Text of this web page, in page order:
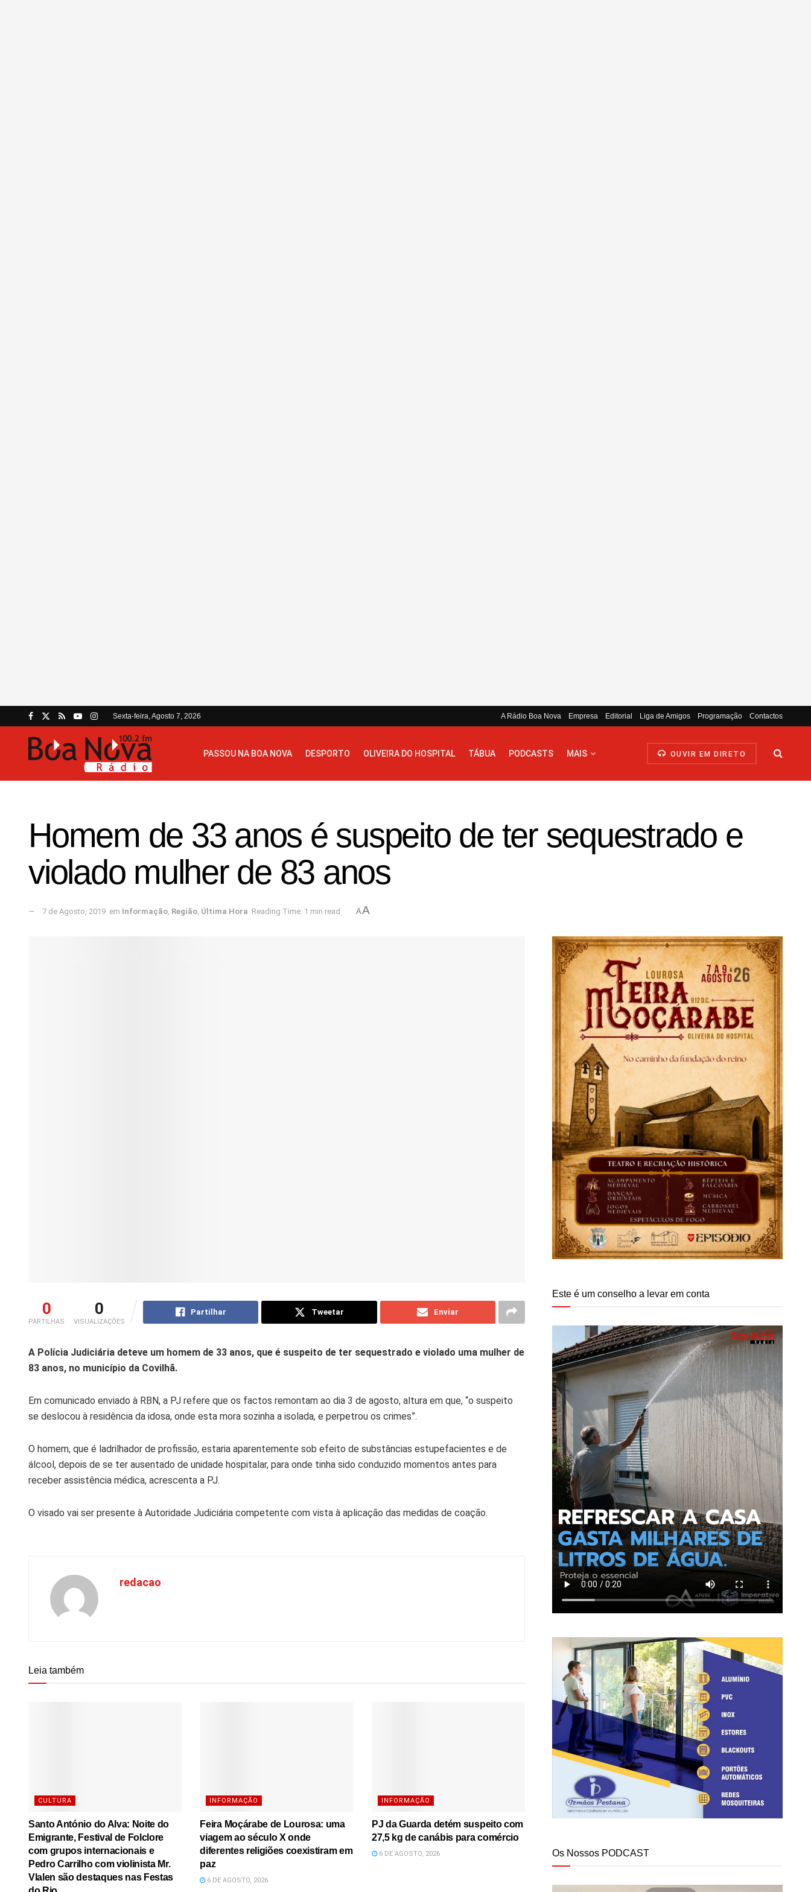
Sexta-feira, Agosto 7, 2026 A Rádio Boa Nova Empresa Editorial Liga de Amigos Programação Contactos
PASSOU NA BOA NOVA DESPORTO OLIVEIRA DO HOSPITAL TÁBUA PODCASTS MAIS OUVIR EM DIRETO
Homem de 33 anos é suspeito de ter sequestrado e
violado mulher de 83 anos
7 de Agosto, 2019 em Informação, Região, Última Hora Reading Time: 1 min read AA
0
PARTILHAS
0
VISUALIZAÇÕES
Partilhar Tweetar Enviar
A Polícia Judiciária deteve um homem de 33 anos, que é suspeito de ter sequestrado e violado uma mulher de
83 anos, no município da Covilhã.
Em comunicado enviado à RBN, a PJ refere que os factos remontam ao dia 3 de agosto, altura em que, “o suspeito
se deslocou à residência da idosa, onde esta mora sozinha a isolada, e perpetrou os crimes”.
O homem, que é ladrilhador de profissão, estaria aparentemente sob efeito de substâncias estupefacientes e de
álcool, depois de se ter ausentado de unidade hospitalar, para onde tinha sido conduzido momentos antes para
receber assistência médica, acrescenta a PJ.
O visado vai ser presente à Autoridade Judiciária competente com vista à aplicação das medidas de coação.
redacao
Leia também
CULTURA
Santo António do Alva: Noite do
Emigrante, Festival de Folclore
com grupos internacionais e
Pedro Carrilho com violinista Mr.
Vlalen são destaques nas Festas
INFORMAÇÃO
Feira Moçárabe de Lourosa: uma
viagem ao século X onde
diferentes religiões coexistiram em
paz
6 DE AGOSTO, 2026
INFORMAÇÃO
PJ da Guarda detém suspeito com
27,5 kg de canábis para comércio
6 DE AGOSTO, 2026
Este é um conselho a levar em conta
Os Nossos PODCAST